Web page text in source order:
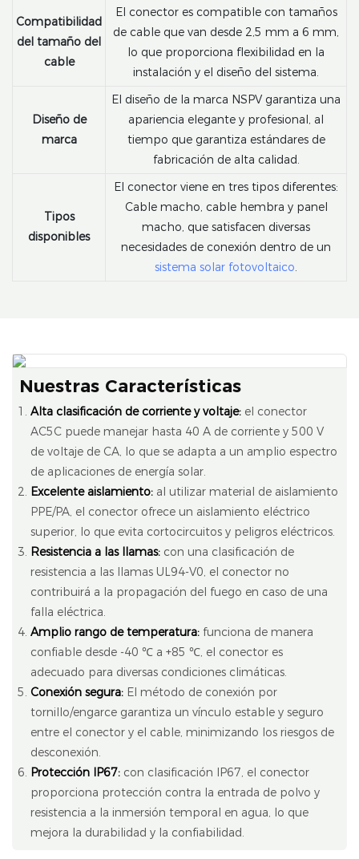
Compatibilidad
del tamaño del
cable
El conector es compatible con tamaños
de cable que van desde 2,5 mm a 6 mm,
lo que proporciona flexibilidad en la
instalación y el diseño del sistema.
Diseño de
marca
El diseño de la marca NSPV garantiza una
apariencia elegante y profesional, al
tiempo que garantiza estándares de
fabricación de alta calidad.
Tipos
disponibles
El conector viene en tres tipos diferentes:
Cable macho, cable hembra y panel
macho, que satisfacen diversas
necesidades de conexión dentro de un
sistema solar fotovoltaico.
Nuestras Características
Alta clasificación de corriente y voltaje:el conector
AC5C puede manejar hasta 40 A de corriente y 500 V
de voltaje de CA, lo que se adapta a un amplio espectro
de aplicaciones de energía solar.
Excelente aislamiento:al utilizar material de aislamiento
PPE/PA, el conector ofrece un aislamiento eléctrico
superior, lo que evita cortocircuitos y peligros eléctricos.
Resistencia a las llamas:con una clasificación de
resistencia a las llamas UL94-V0, el conector no
contribuirá a la propagación del fuego en caso de una
falla eléctrica.
Amplio rango de temperatura:funciona de manera
confiable desde -40 ℃ a +85 ℃, el conector es
adecuado para diversas condiciones climáticas.
Conexión segura:El método de conexión por
tornillo/engarce garantiza un vínculo estable y seguro
entre el conector y el cable, minimizando los riesgos de
desconexión.
Protección IP67:con clasificación IP67, el conector
proporciona protección contra la entrada de polvo y
resistencia a la inmersión temporal en agua, lo que
mejora la durabilidad y la confiabilidad.